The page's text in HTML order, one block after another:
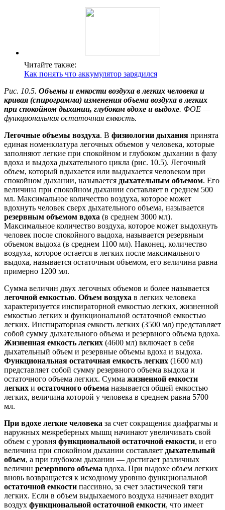
Читайте также:
Как понять что аккумулятор зарядился
Рис. 10.5. Объемы и емкости воздуха в легких человека и
кривая (спирограмма) изменения объема воздуха в легких
при спокойном дыхании, глубоком вдохе и выдохе. ФОЕ —
функциональная остаточная емкость.
Легочные объемы воздуха. В физиологии дыхания принята
единая номенклатура легочных объемов у человека, которые
заполняют легкие при спокойном и глубоком дыхании в фазу
вдоха и выдоха дыхательного цикла (рис. 10.5). Легочный
объем, который вдыхается или выдыхается человеком при
спокойном дыхании, называется дыхательным объемом. Его
величина при спокойном дыхании составляет в среднем 500
мл. Максимальное количество воздуха, которое может
вдохнуть человек сверх дыхательного объема, называется
резервным объемом вдоха (в среднем 3000 мл).
Максимальное количество воздуха, которое может выдохнуть
человек после спокойного выдоха, называется резервным
объемом выдоха (в среднем 1100 мл). Наконец, количество
воздуха, которое остается в легких после максимального
выдоха, называется остаточным объемом, его величина равна
примерно 1200 мл.
Сумма величин двух легочных объемов и более называется
легочной емкостью. Объем воздуха в легких человека
характеризуется инспираторной емкостью легких, жизненной
емкостью легких и функциональной остаточной емкостью
легких. Инспираторная емкость легких (3500 мл) представляет
собой сумму дыхательного объема и резервного объема вдоха.
Жизненная емкость легких (4600 мл) включает в себя
дыхательный объем и резервные объемы вдоха и выдоха.
Функциональная остаточная емкость легких (1600 мл)
представляет собой сумму резервного объема выдоха и
остаточного объема легких. Сумма жизненной емкости
легких и остаточного объема называется общей емкостью
легких, величина которой у человека в среднем равна 5700
мл.
При вдохе легкие человека за счет сокращения диафрагмы и
наружных межреберных мышц начинают увеличивать свой
объем с уровня функциональной остаточной емкости, и его
величина при спокойном дыхании составляет дыхательный
объем, а при глубоком дыхании — достигает различных
величин резервного объема вдоха. При выдохе объем легких
вновь возвращается к исходному уровню функциональной
остаточной емкости пассивно, за счет эластической тяги
легких. Если в объем выдыхаемого воздуха начинает входит
воздух функциональной остаточной емкости, что имеет